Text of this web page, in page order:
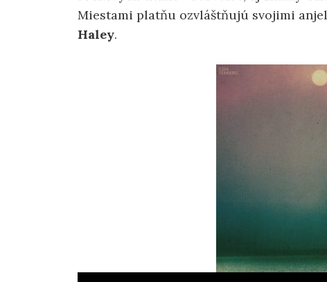
Miestami platňu ozvláštňujú svojimi
Haley.